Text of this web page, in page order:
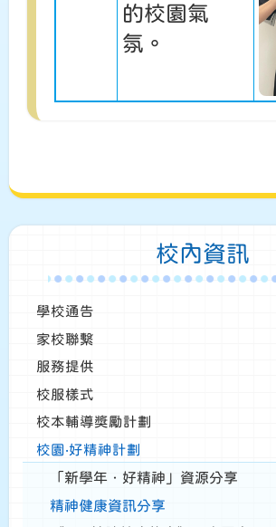
的校園氣
氛。
校內資訊
學校通告
家校聯繫
服務提供
校服樣式
校本輔導獎勵計劃
校園‧好精神計劃
「新學年．好精神」資源分享
精神健康資訊分享